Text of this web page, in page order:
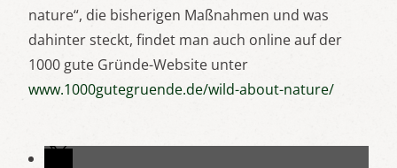
nature“, die bisherigen Maßnahmen und was
dahinter steckt, findet man auch online auf der
1000 gute Gründe-Website unter
www.1000gutegruende.de/wild-about-nature/